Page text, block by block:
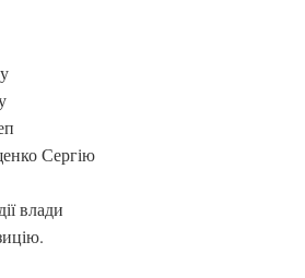
Сергію
влади